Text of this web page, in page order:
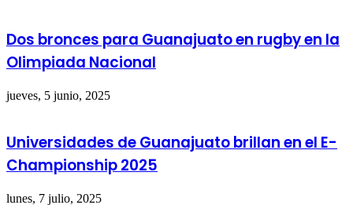
Dos bronces para Guanajuato en rugby en la
Olimpiada Nacional
jueves, 5 junio, 2025
Universidades de Guanajuato brillan en el E-
Championship 2025
lunes, 7 julio, 2025